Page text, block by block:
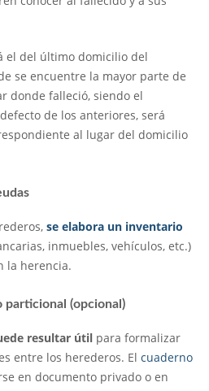
el del último domicilio del
se encuentre la mayor parte de
donde falleció, siendo el
de los anteriores, será
al lugar del domicilio
se elabora un inventario
inmuebles, vehículos, etc.)
la herencia.
particional (opcional)
resultar útil para formalizar
entre los herederos. El cuaderno
en documento privado o en